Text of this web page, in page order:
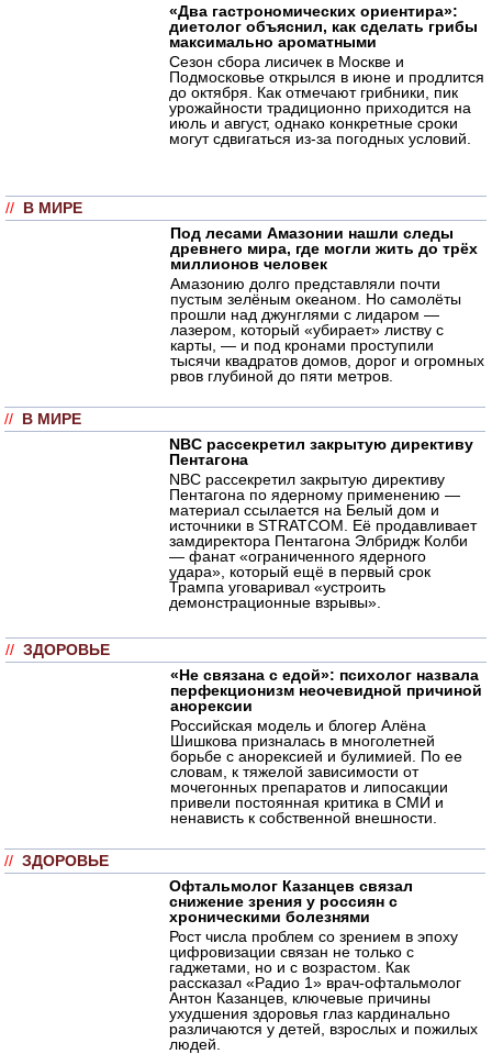
«Два гастрономических ориентира»:
диетолог объяснил, как сделать грибы
максимально ароматными
Сезон сбора лисичек в Москве и
Подмосковье открылся в июне и продлится
до октября. Как отмечают грибники, пик
урожайности традиционно приходится на
июль и август, однако конкретные сроки
могут сдвигаться из-за погодных условий.
// В МИРЕ
Под лесами Амазонии нашли следы
древнего мира, где могли жить до трёх
миллионов человек
Амазонию долго представляли почти
пустым зелёным океаном. Но самолёты
прошли над джунглями с лидаром —
лазером, который «убирает» листву с
карты, — и под кронами проступили
тысячи квадратов домов, дорог и огромных
рвов глубиной до пяти метров.
// В МИРЕ
NBC рассекретил закрытую директиву
Пентагона
NBC рассекретил закрытую директиву
Пентагона по ядерному применению —
материал ссылается на Белый дом и
источники в STRATCOM. Её продавливает
замдиректора Пентагона Элбридж Колби
— фанат «ограниченного ядерного
удара», который ещё в первый срок
Трампа уговаривал «устроить
демонстрационные взрывы».
// ЗДОРОВЬЕ
«Не связана с едой»: психолог назвала
перфекционизм неочевидной причиной
анорексии
Российская модель и блогер Алёна
Шишкова призналась в многолетней
борьбе с анорексией и булимией. По ее
словам, к тяжелой зависимости от
мочегонных препаратов и липосакции
привели постоянная критика в СМИ и
ненависть к собственной внешности.
// ЗДОРОВЬЕ
Офтальмолог Казанцев связал
снижение зрения у россиян с
хроническими болезнями
Рост числа проблем со зрением в эпоху
цифровизации связан не только с
гаджетами, но и с возрастом. Как
рассказал «Радио 1» врач-офтальмолог
Антон Казанцев, ключевые причины
ухудшения здоровья глаз кардинально
различаются у детей, взрослых и пожилых
людей.